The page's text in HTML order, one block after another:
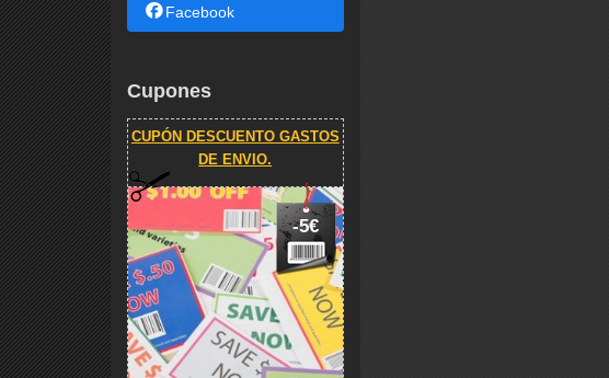
Facebook
Cupones
CUPÓN DESCUENTO GASTOS
DE ENVIO.
-5€